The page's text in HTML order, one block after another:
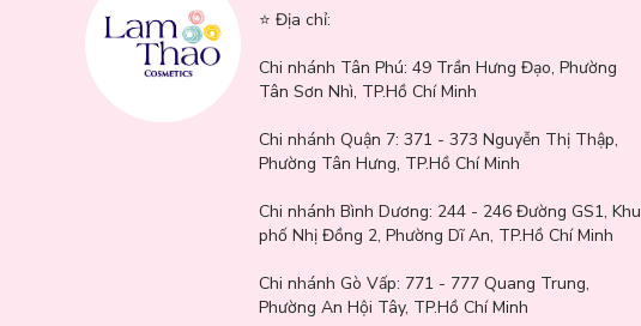
⭐️ Địa chỉ:
Chi nhánh Tân Phú: 49 Trần Hưng Đạo, Phường
Tân Sơn Nhì, TP.Hồ Chí Minh
Chi nhánh Quận 7: 371 - 373 Nguyễn Thị Thập,
Phường Tân Hưng, TP.Hồ Chí Minh
Chi nhánh Bình Dương: 244 - 246 Đường GS1, Khu
phố Nhị Đồng 2, Phường Dĩ An, TP.Hồ Chí Minh
Chi nhánh Gò Vấp: 771 - 777 Quang Trung,
Phường An Hội Tây, TP.Hồ Chí Minh